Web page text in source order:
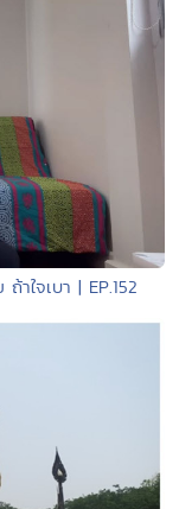
าใจเบา | EP.152